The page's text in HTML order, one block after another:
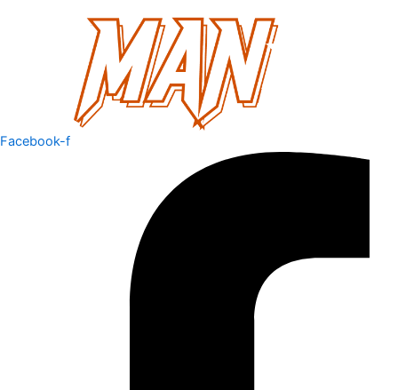
Facebook-f